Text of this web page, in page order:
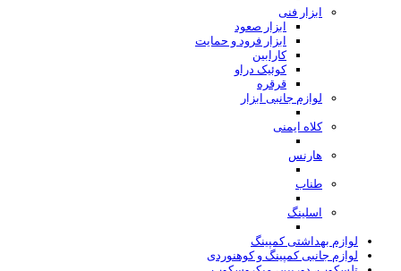
ابزار فنی
ابزار صعود
ابزار فرود و حمایت
کارابین
کوئیک دراو
قرقره
لوازم جانبی ابزار
کلاه ایمنی
هارنس
طناب
اسلینگ
لوازم بهداشتی کمپینگ
لوازم جانبی کمپینگ و کوهنوردی